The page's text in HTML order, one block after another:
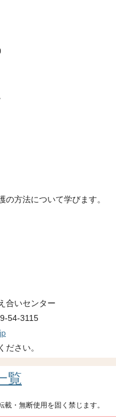
方法について学びます。
合いセンター
3115
ださい。
覧
・無断使用を固く禁じます。